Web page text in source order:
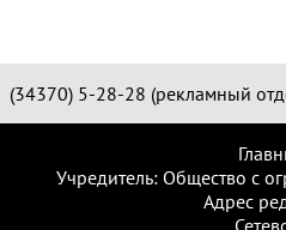
(34370) 5-28-28 (рекламный
Учредитель: Общество с
Адрес